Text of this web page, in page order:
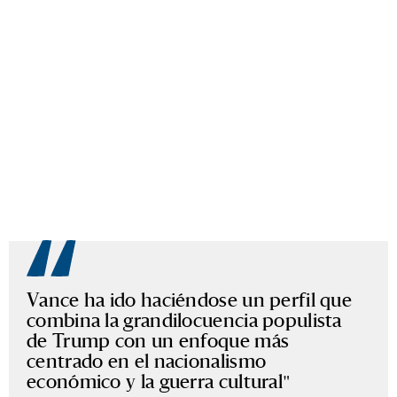
Vance ha ido haciéndose un perfil que
combina la grandilocuencia populista
de Trump con un enfoque más
centrado en el nacionalismo
económico y la guerra cultural